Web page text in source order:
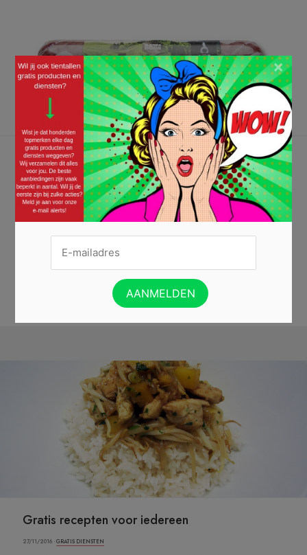
Lekkere paassnack voor jouw hond
13/04/2017 ·GRATIS DIERENVOEDING,GRATIS PRODUCTEN
Als jij dit weekend lekker aan je paasontbijtje zit, denk je dan ook even
aan je hond? Je trouwe vriend lust namelijk ook wel een traktatie! En
IK WIL MIJN HOND TRAKTEREN »
Gratis recepten voor iedereen
27/11/2016 ·GRATIS DIENSTEN
×